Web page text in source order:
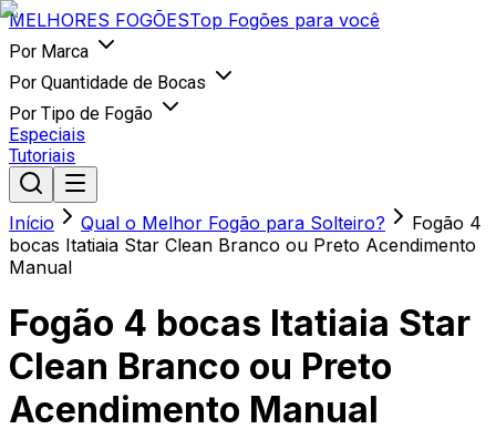
MELHORES FOGÕESTop Fogões para você
Por Marca
Por Quantidade de Bocas
Por Tipo de Fogão
Especiais
Tutoriais
Início Qual o Melhor Fogão para Solteiro?
Fogão 4
bocas Itatiaia Star Clean Branco ou Preto Acendimento
Manual
Fogão 4 bocas Itatiaia Star
Clean Branco ou Preto
Acendimento Manual